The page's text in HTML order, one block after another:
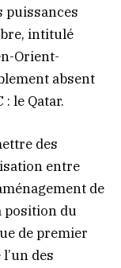
puissances
intitulé
Orient-
absent
: le Qatar.
des
entre
de
position du
de premier
des